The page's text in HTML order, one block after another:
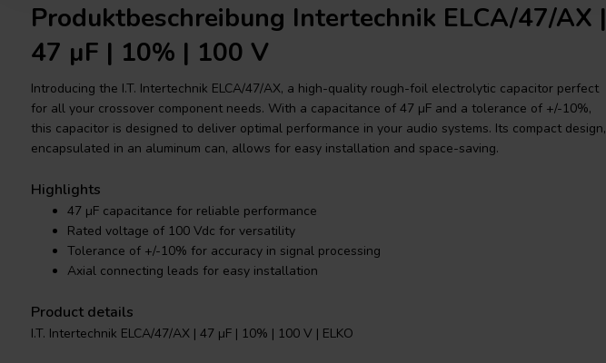
Produktbeschreibung Intertechnik ELCA/47/AX |
47 µF | 10% | 100 V
Introducing the I.T. Intertechnik ELCA/47/AX, a high-quality rough-foil electrolytic capacitor perfect
for all your crossover component needs. With a capacitance of 47 µF and a tolerance of +/-10%,
this capacitor is designed to deliver optimal performance in your audio systems. Its compact design,
encapsulated in an aluminum can, allows for easy installation and space-saving.
Highlights
47 µF capacitance for reliable performance
Rated voltage of 100 Vdc for versatility
Tolerance of +/-10% for accuracy in signal processing
Axial connecting leads for easy installation
Product details
I.T. Intertechnik ELCA/47/AX | 47 µF | 10% | 100 V | ELKO